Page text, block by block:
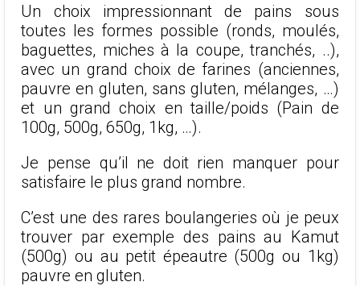
Un choix impressionnant de pains sous
toutes les formes possible (ronds, moulés,
baguettes, miches à la coupe, tranchés, ..),
avec un grand choix de farines (anciennes,
pauvre en gluten, sans gluten, mélanges, …)
et un grand choix en taille/poids (Pain de
100g, 500g, 650g, 1kg, …).
Je pense qu’il ne doit rien manquer pour
satisfaire le plus grand nombre.
C’est une des rares boulangeries où je peux
trouver par exemple des pains au Kamut
(500g) ou au petit épeautre (500g ou 1kg)
pauvre en gluten.